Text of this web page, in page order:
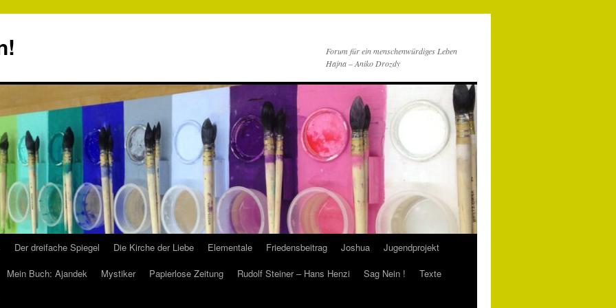
Forum für ein menschenwürdiges Leben
Hajna – Aniko Drozdy
Der dreifache Spiegel Die Kirche der Liebe Elementale Friedensbeitrag Joshua
Jugendprojekt
Mein Buch: Ajandek Mystiker Papierlose Zeitung Rudolf Steiner – Hans Henzi Sag Nein !
Texte